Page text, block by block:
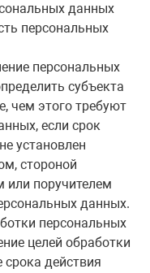
данных
персональных
персональных
субъекта
чем этого требуют
если срок
установлен
стороной
или поручителем
данных.
персональных
целей обработки
срока действия